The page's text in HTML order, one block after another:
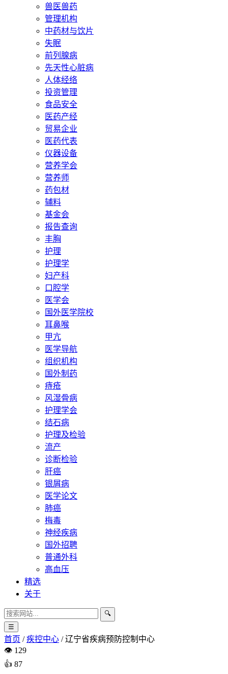
兽医兽药
管理机构
中药材与饮片
失眠
前列腺病
先天性心脏病
人体经络
投资管理
食品安全
医药产经
贸易企业
医药代表
仪器设备
营养学会
营养师
药包材
辅料
基金会
报告查询
丰胸
护理
护理学
妇产科
口腔学
医学会
国外医学院校
耳鼻喉
甲亢
医学导航
组织机构
国外制药
痔疮
风湿骨病
护理学会
结石病
护理及检验
流产
诊断检验
肝癌
银屑病
医学论文
肺癌
梅毒
神经疾病
国外招聘
普通外科
高血压
精选
关于
🔍
☰
首页 / 疾控中心 / 辽宁省疾病预防控制中心
👁️ 129
👍 87